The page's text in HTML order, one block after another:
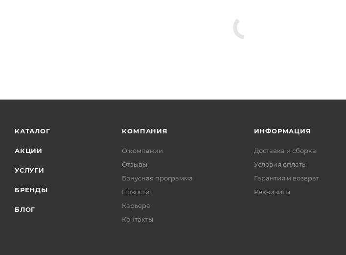
КАТАЛОГ
АКЦИИ
УСЛУГИ
БРЕНДЫ
БЛОГ
КОМПАНИЯ
О компании
Отзывы
Бонусная программа
Новости
Карьера
Контакты
ИНФОРМАЦИЯ
Доставка и сборка
Условия оплаты
Гарантия и возврат
Реквизиты